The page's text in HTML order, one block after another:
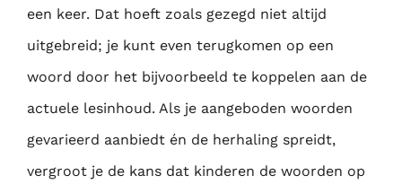
een keer. Dat hoeft zoals gezegd niet altijd
uitgebreid; je kunt even terugkomen op een
woord door het bijvoorbeeld te koppelen aan de
actuele lesinhoud. Als je aangeboden woorden
gevarieerd aanbiedt én de herhaling spreidt,
vergroot je de kans dat kinderen de woorden op